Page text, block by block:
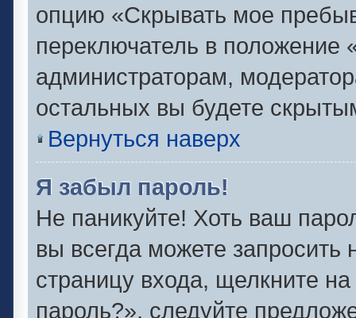
опцию «Скрывать мое
переключатель в положение
администраторам,
остальных вы будете
Вернуться наверх
Я забыл пароль!
Не паникуйте! Хоть ваш
вы всегда можете запросить
страницу входа, щелкните
пароль?», следуйте